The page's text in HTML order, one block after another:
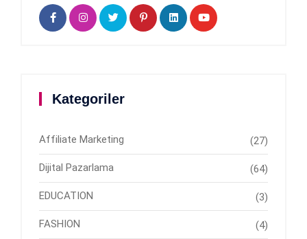
Kategoriler
Affiliate Marketing (27)
Dijital Pazarlama (64)
EDUCATION (3)
FASHION (4)